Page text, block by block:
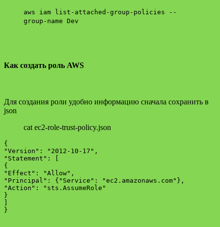
aws iam list-attached-group-policies --
group-name Dev
Как создать роль AWS
Для создания роли удобно информацию сначала сохранить в
json
cat ec2-role-trust-policy.json
{
"Version": "2012-10-17",
"Statement": [
{
"Effect": "Allow",
"Principal": {"Service": "ec2.amazonaws.com"},
"Action": "sts.AssumeRole"
}
]